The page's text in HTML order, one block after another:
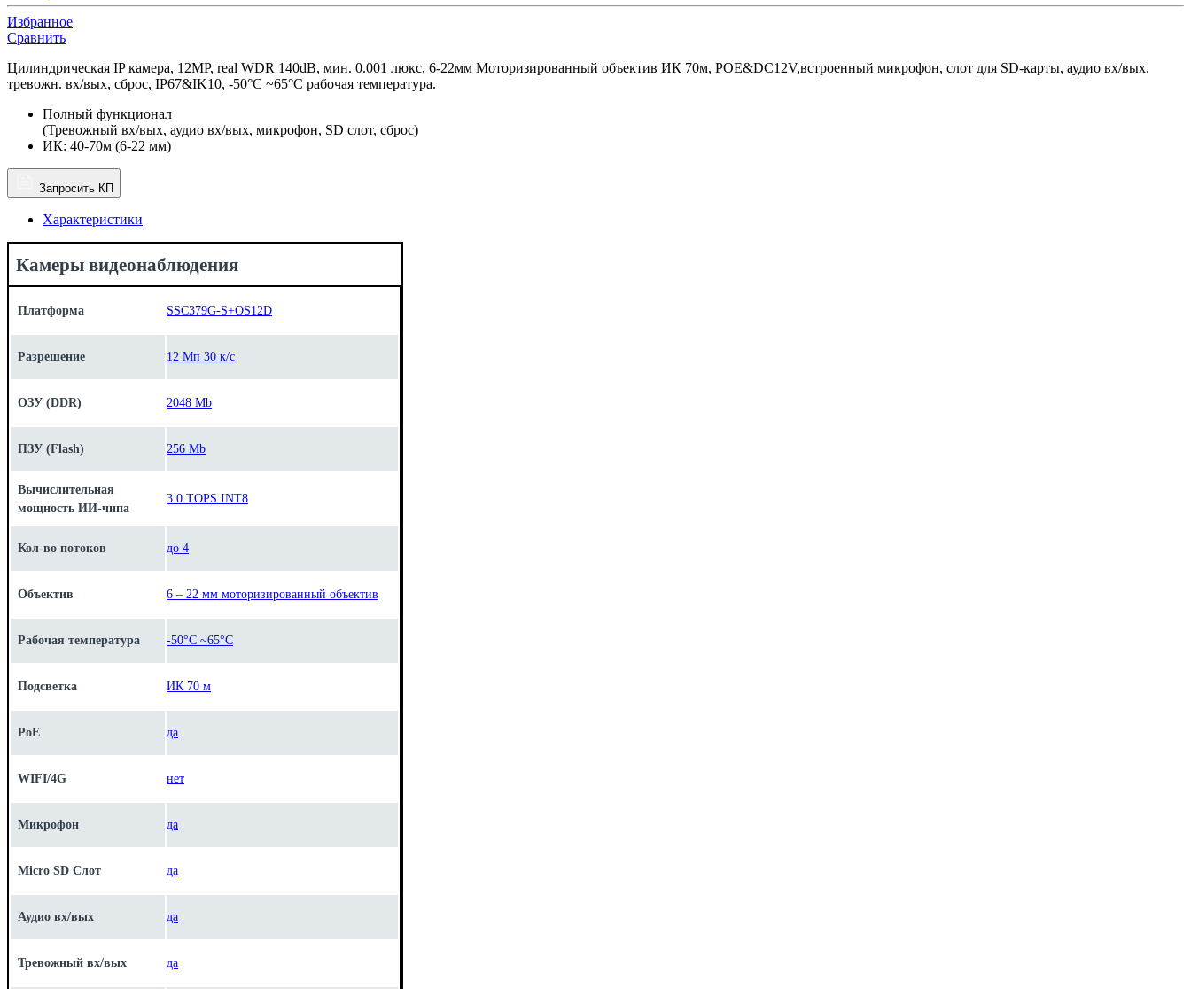
Избранное
Сравнить
Цилиндрическая IP камера, 12MP, real WDR 140dB, мин. 0.001 люкс, 6-22мм Моторизированный объектив ИК 70м, POE&DC12V,встроенный микрофон, слот для SD-карты, аудио вх/вых,
тревожн. вх/вых, сброс, IP67&IK10, -50°C ~65°C рабочая температура.
Полный функционал
(Тревожный вх/вых, аудио вх/вых, микрофон, SD слот, сброс)
ИК: 40-70м (6-22 мм)
Запросить КП
Характеристики
Камеры видеонаблюдения
Платформа SSC379G-S+OS12D
Разрешение 12 Мп 30 к/с
ОЗУ (DDR) 2048 Mb
ПЗУ (Flash) 256 Mb
Вычислительная
мощность ИИ-чипа
3.0 TOPS INT8
Кол-во потоков до 4
Объектив 6 – 22 мм моторизированный объектив
Рабочая температура -50°C ~65°C
Подсветка ИК 70 м
PoE да
WIFI/4G нет
Микрофон да
Micro SD Слот да
Аудио вх/вых да
Тревожный вх/вых да